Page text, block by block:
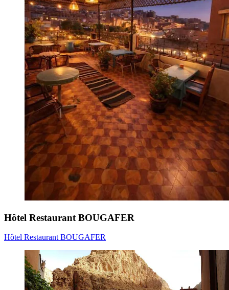
Hôtel Restaurant BOUGAFER
Hôtel Restaurant BOUGAFER